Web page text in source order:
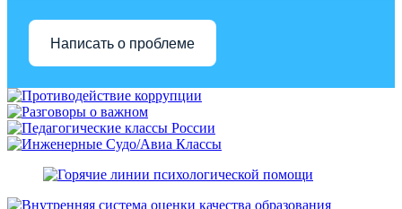
Написать о проблеме